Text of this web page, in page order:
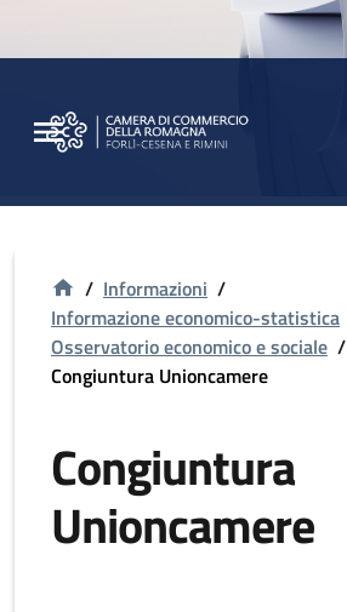
/ Informazioni /
Informazione economico-statistica
Osservatorio economico e sociale /
Congiuntura Unioncamere
Congiuntura
Unioncamere